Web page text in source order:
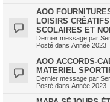
AOO
LOISIRS
SCOLAIRES ET
Dernier message par
Posté dans Année 2023
AOO ACCORDS-
MATERIEL
Dernier message par
Posté dans Année 2023